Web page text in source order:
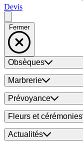
Devis
Fermer
Obsèques
Marbrerie
Prévoyance
Fleurs et cérémonies
Actualités